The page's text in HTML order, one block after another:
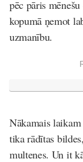
pēc pāris
kopumā ņemot
uzmanību.
Nākamais
tika rādītas
multenes. Un it